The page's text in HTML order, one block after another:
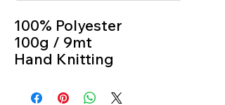
100% Polyester
100g / 9mt
Hand Knitting